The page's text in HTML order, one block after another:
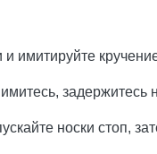
имитируйте
задержитесь
носки стоп,